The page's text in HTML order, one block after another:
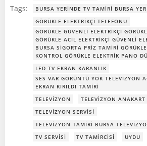
Tags:
BURSA YERINDE TV TAMIRI BURSA
GÖRÜKLE ELEKTRIKÇI TELEFONU
GÖRÜKLE GÜVENLI ELEKTRIKÇI
GÖRÜKLE ACIL ELEKTRIKÇI GÜVENLI
BURSA SIGORTA PRIZ TAMIRI
KONTROL GÖRÜKLE ELEKTRIK PANO
LED TV EKRAN KARANLIK
SES VAR GÖRÜNTÜ YOK TELEVIZYON
EKRAN KIRILDI TAMIRI
TELEVIZYON
TELEVIZYON ANAKART
TELEVIZYON SERVISI
TELEVIZYON TAMIRI BURSA
TV SERVISI
TV TAMIRCISI UYDU